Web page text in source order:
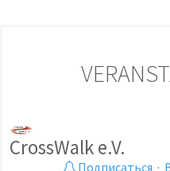
CrossWalk e.V.
Подписаться ·